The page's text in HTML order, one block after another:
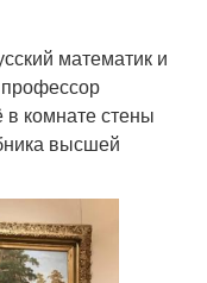
математик и
комнате стены
высшей